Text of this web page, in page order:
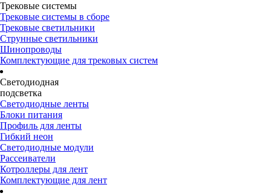
Трековые системы
Трековые системы в сборе
Трековые светильники
Струнные светильники
Шинопроводы
Комплектующие для трековых систем
Светодиодная
подсветка
Светодиодные ленты
Блоки питания
Профиль для ленты
Гибкий неон
Светодиодные модули
Рассеиватели
Котроллеры для лент
Комплектующие для лент